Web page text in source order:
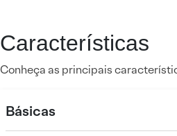
Características
Conheça as principais
Básicas